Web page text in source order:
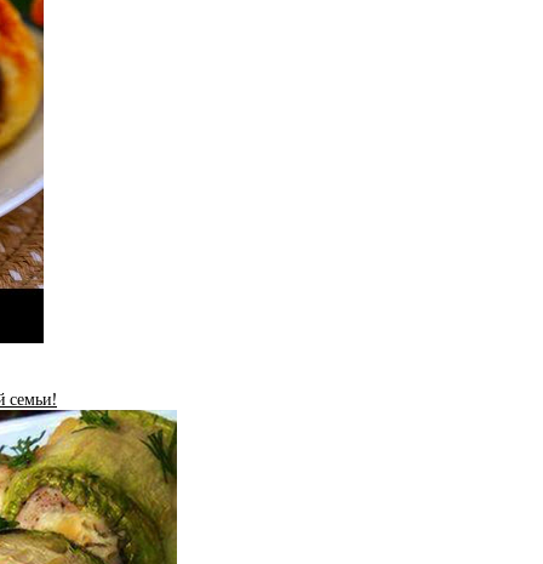
семьи!